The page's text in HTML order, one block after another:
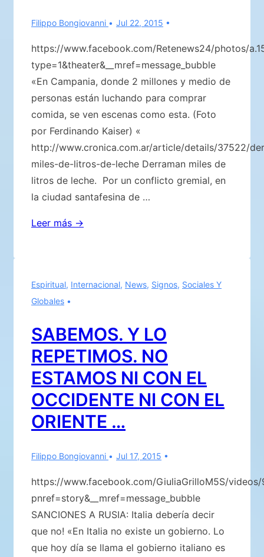
Filippo Bongiovanni Jul 22, 2015
https://www.facebook.com/Retenews24/photos/
type=1&theater&__mref=message_bubble
«En Campania, donde 2 millones y medio de
personas están luchando para comprar
comida, se ven escenas como esta. (Foto
por Ferdinando Kaiser) «
http://www.cronica.com.ar/article/details/37522/
miles-de-litros-de-leche Derraman miles de
litros de leche. Por un conflicto gremial, en
la ciudad santafesina de …
MILLONES
PRODUCTOS
ALIMENTICIOS
DIRECTAMENTE
EN
LA
BASURA
Leer más →
Espiritual, Internacional, News, Signos, Sociales Y
Globales
SABEMOS. Y LO
REPETIMOS. NO
ESTAMOS NI CON EL
OCCIDENTE NI CON EL
ORIENTE …
Filippo Bongiovanni Jul 17, 2015
https://www.facebook.com/GiuliaGrilloM5S/
pnref=story&__mref=message_bubble
SANCIONES A RUSIA: Italia debería decir
que no! «En Italia no existe un gobierno. Lo
que hoy día se llama el gobierno italiano es